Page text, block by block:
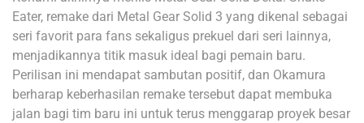
Eater, remake dari Metal Gear Solid 3 yang dikenal sebagai
seri favorit para fans sekaligus prekuel dari seri lainnya,
menjadikannya titik masuk ideal bagi pemain baru.
Perilisan ini mendapat sambutan positif, dan Okamura
berharap keberhasilan remake tersebut dapat membuka
jalan bagi tim baru ini untuk terus menggarap proyek besar